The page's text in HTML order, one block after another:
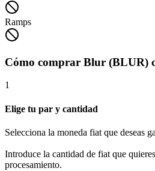
Ramps
Cómo comprar Blur (BLUR)
1
Elige tu par y cantidad
Selecciona la moneda fiat que deseas
Introduce la cantidad de fiat que
procesamiento.